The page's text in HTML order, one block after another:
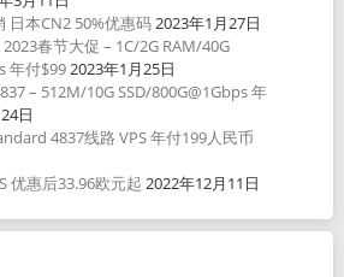
日本CN2 50%优惠码2023年1月27日
春节大促 – 1C/2G RAM/40G
年付$992023年1月25日
– 512M/10G SSD/800G@1Gbps 年
日
4837线路 VPS 年付199人民币
优惠后33.96欧元起 2022年12月11日